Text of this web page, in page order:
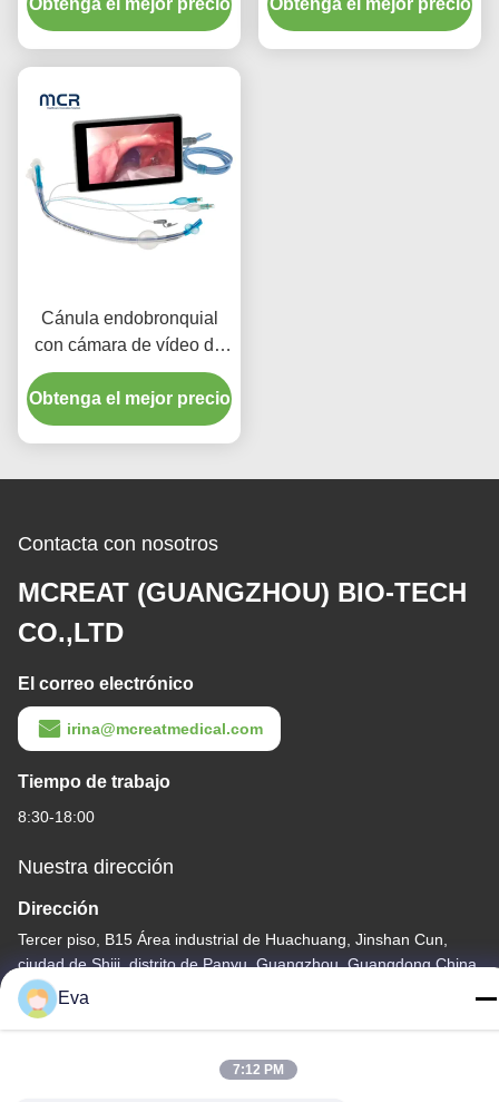
luz con manguito micro
delgado de PU
Obtenga el mejor precio
Obtenga el mejor precio
Cánula endobronquial
con cámara de vídeo de
luz de PVC desechable
para adultos
Obtenga el mejor precio
Contacta con nosotros
MCREAT (GUANGZHOU) BIO-TECH
CO.,LTD
El correo electrónico
irina@mcreatmedical.com
Tiempo de trabajo
8:30-18:00
Nuestra dirección
Dirección
Tercer piso, B15 Área industrial de Huachuang, Jinshan Cun,
ciudad de Shiji, distrito de Panyu, Guangzhou, Guangdong China
Teléfono
Eva
7:12 PM